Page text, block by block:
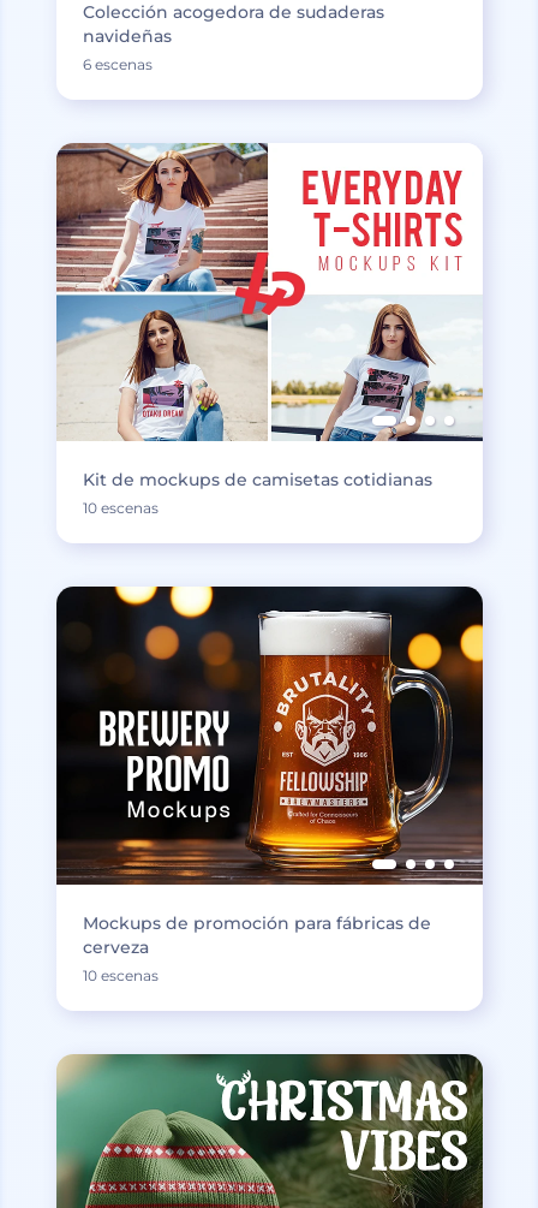
Colección acogedora de sudaderas
navideñas
6 escenas
Kit de mockups de camisetas cotidianas
10 escenas
Mockups de promoción para fábricas de
cerveza
10 escenas